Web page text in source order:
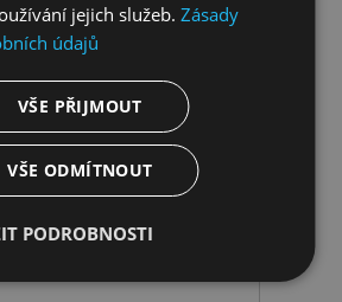
je v pracovné dny od 8:00
jejich služeb.Zásady
údajů
VŠE PŘIJMOUT
VŠE ODMÍTNOUT
PODROBNOSTI